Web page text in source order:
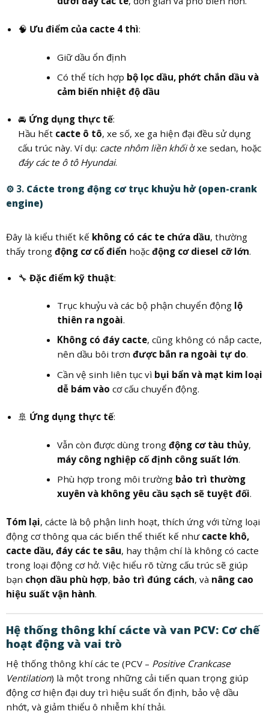
🧠 Ưu điểm của cacte 4 thì:
Giữ dầu ổn định
Có thể tích hợp bộ lọc dầu, phớt chắn dầu và
cảm biến nhiệt độ dầu
🚘 Ứng dụng thực tế:
Hầu hết cacte ô tô, xe số, xe ga hiện đại đều sử dụng
cấu trúc này. Ví dụ: cacte nhôm liền khốiở xe sedan, hoặc
đáy các te ô tô Hyundai.
⚙️ 3. Cácte trong động cơ trục khuỷu hở (open-crank
engine)
Đây là kiểu thiết kế không có các te chứa dầu, thường
thấy trong động cơ cổ điển hoặc động cơ diesel cỡ lớn.
🔧 Đặc điểm kỹ thuật:
Trục khuỷu và các bộ phận chuyển động lộ
thiên ra ngoài.
Không có đáy cacte, cũng không có nắp cacte,
nên dầu bôi trơn được bắn ra ngoài tự do.
Cần vệ sinh liên tục vì bụi bẩn và mạt kim loại
dễ bám vào cơ cấu chuyển động.
🚢 Ứng dụng thực tế:
Vẫn còn được dùng trong động cơ tàu thủy,
máy công nghiệp cố định công suất lớn.
Phù hợp trong môi trường bảo trì thường
xuyên và không yêu cầu sạch sẽ tuyệt đối.
Tóm lại, cácte là bộ phận linh hoạt, thích ứng với từng loại
động cơ thông qua các biến thể thiết kế như cacte khô,
cacte dầu, đáy các te sâu, hay thậm chí là không có cacte
trong loại động cơ hở. Việc hiểu rõ từng cấu trúc sẽ giúp
bạn chọn dầu phù hợp, bảo trì đúng cách, và nâng cao
hiệu suất vận hành.
Hệ thống thông khí cácte và van PCV: Cơ chế
hoạt động và vai trò
Hệ thống thông khí các te (PCV – Positive Crankcase
Ventilation) là một trong những cải tiến quan trọng giúp
động cơ hiện đại duy trì hiệu suất ổn định, bảo vệ dầu
nhớt, và giảm thiểu ô nhiễm khí thải.